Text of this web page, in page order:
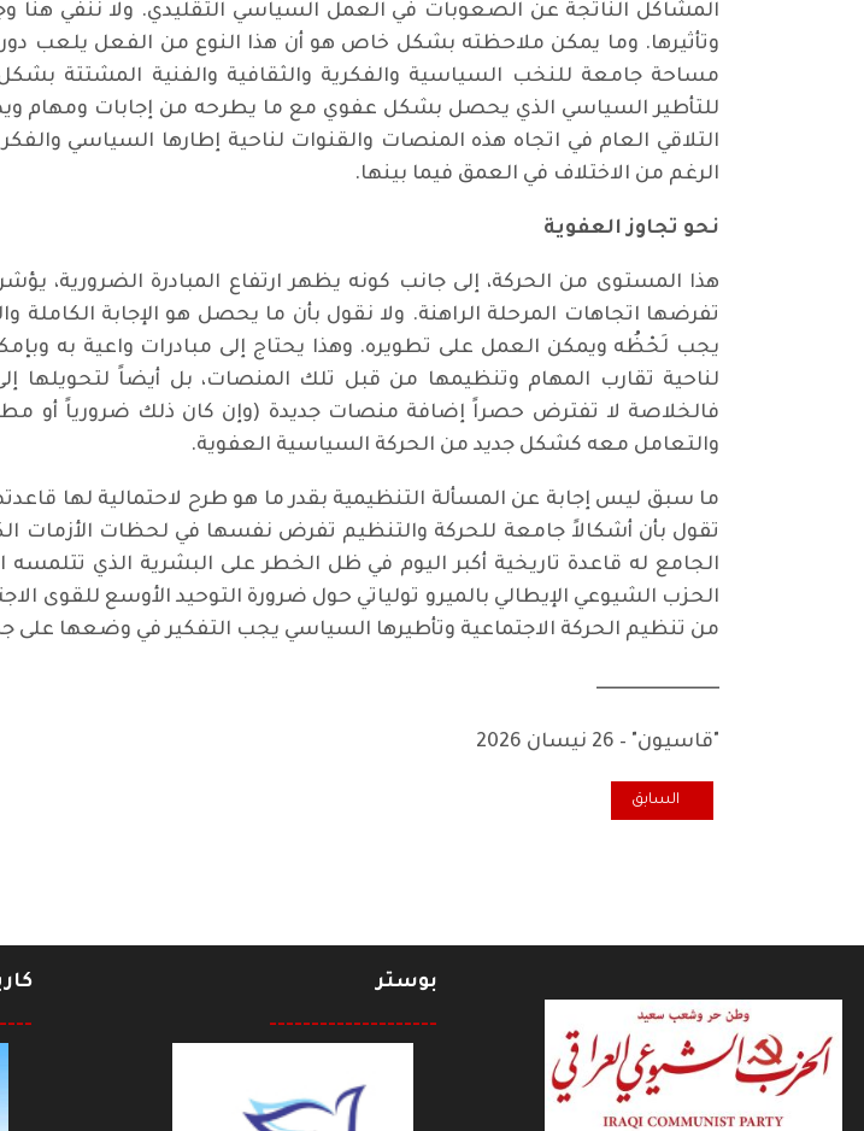
المشاكل الناتجة عن الصعوبات في العمل السياسي التقليدي. ولا ننفي هنا
وتأثيرها. وما يمكن ملاحظته بشكل خاص هو أن هذا النوع من الفعل يلعب دوراً
مساحة جامعة للنخب السياسية والفكرية والثقافية والفنية المشتتة بشكل
للتأطير السياسي الذي يحصل بشكل عفوي مع ما يطرحه من إجابات ومهام
التلاقي العام في اتجاه هذه المنصات والقنوات لناحية إطارها السياسي
الرغم من الاختلاف في العمق فيما بينها.
نحو تجاوز العفوية
هذا المستوى من الحركة، إلى جانب كونه يظهر ارتفاع المبادرة الضرورية،
تفرضها اتجاهات المرحلة الراهنة. ولا نقول بأن ما يحصل هو الإجابة
يجب لَحْظُه ويمكن العمل على تطويره. وهذا يحتاج إلى مبادرات واعية به
لناحية تقارب المهام وتنظيمها من قبل تلك المنصات، بل أيضاً لتحويلها
فالخلاصة لا تفترض حصراً إضافة منصات جديدة (وإن كان ذلك ضرورياً أو
والتعامل معه كشكل جديد من الحركة السياسية العفوية.
ما سبق ليس إجابة عن المسألة التنظيمية بقدر ما هو طرح لاحتمالية لها
تقول بأن أشكالاً جامعة للحركة والتنظيم تفرض نفسها في لحظات الأزمات
الجامع له قاعدة تاريخية أكبر اليوم في ظل الخطر على البشرية الذي تتلمسه
الحزب الشيوعي الإيطالي بالميرو تولياتي حول ضرورة التوحيد الأوسع للقوى
من تنظيم الحركة الاجتماعية وتأطيرها السياسي يجب التفكير في وضعها على
ــــــــــــــــــــــــــــــــــ
"قاسيون" – 26 نيسان 2026
المقال السابق: قراءة نقدية تنويرية في إشكاليات الفكر العربي التاريخية
السابق
بوستر
--------------------